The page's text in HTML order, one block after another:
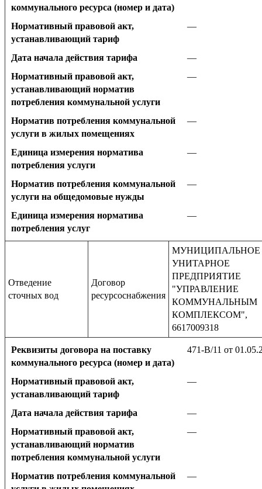
коммунального ресурса (номер и дата)
Нормативный правовой акт,
устанавливающий тариф
—
Дата начала действия тарифа
—
Нормативный правовой акт,
устанавливающий норматив
потребления коммунальной услуги
—
Норматив потребления коммунальной
услуги в жилых помещениях
—
Единица измерения норматива
потребления услуги
—
Норматив потребления коммунальной
услуги на общедомовые нужды
—
Единица измерения норматива
потребления услуг
—
Отведение
сточных вод
Договор
ресурсоснабжения
МУНИЦИПАЛЬНОЕ
УНИТАРНОЕ
ПРЕДПРИЯТИЕ
"УПРАВЛЕНИЕ
КОММУНАЛЬНЫМ
КОМПЛЕКСОМ",
6617009318
Реквизиты договора на поставку
коммунального ресурса (номер и дата)
471-В/11 от
Нормативный правовой акт,
устанавливающий тариф
—
Дата начала действия тарифа
—
Нормативный правовой акт,
устанавливающий норматив
потребления коммунальной услуги
—
Норматив потребления коммунальной
—